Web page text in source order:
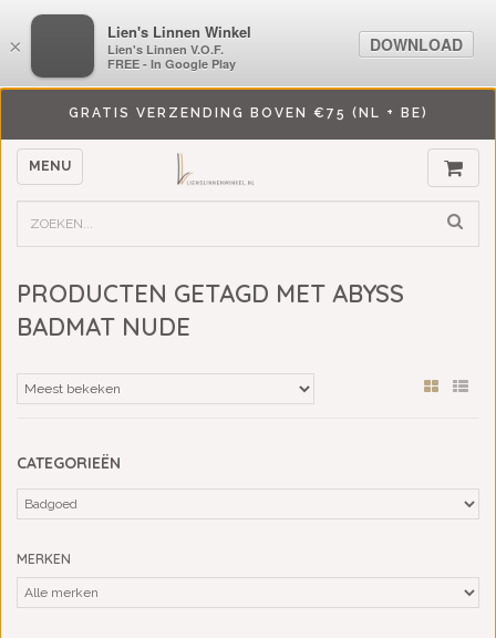
GRATIS VERZENDING BOVEN €75 (NL + BE)
MENU
PRODUCTEN GETAGD MET ABYSS
BADMAT NUDE
CATEGORIEËN
MERKEN
×
LiensLinnenwinkel.nl
Lien's Linnen V.O.F.
FREE - In Google Play
DOWNLOAD
×
Lien's Linnen Winkel
Lien's Linnen V.O.F.
FREE - In Google Play
DOWNLOAD